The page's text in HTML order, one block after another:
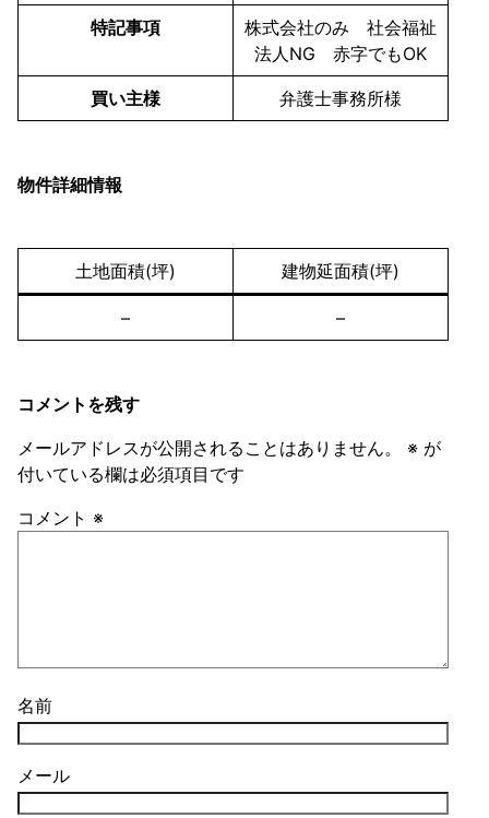
特記事項
株式会社のみ 社会福祉
法人NG 赤字でもOK
買い主様 弁護士事務所様
物件詳細情報
土地面積(坪) 建物延面積(坪)
– –
コメントを残す
メールアドレスが公開されることはありません。
※ が
付いている欄は必須項目です
コメント ※
名前
メール